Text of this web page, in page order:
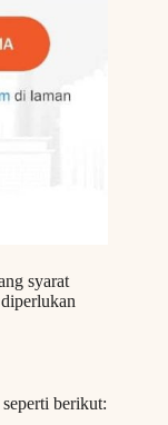
syarat
berikut: